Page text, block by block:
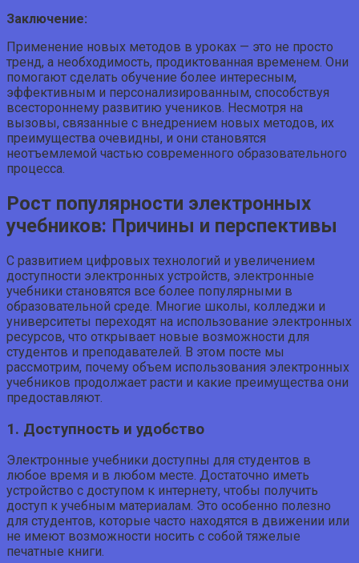
Заключение:
Применение новых методов в уроках — это не просто
тренд, а необходимость, продиктованная временем. Они
помогают сделать обучение более интересным,
эффективным и персонализированным, способствуя
всестороннему развитию учеников. Несмотря на
вызовы, связанные с внедрением новых методов, их
преимущества очевидны, и они становятся
неотъемлемой частью современного образовательного
процесса.
Рост популярности электронных
учебников: Причины и перспективы
С развитием цифровых технологий и увеличением
доступности электронных устройств, электронные
учебники становятся все более популярными в
образовательной среде. Многие школы, колледжи и
университеты переходят на использование электронных
ресурсов, что открывает новые возможности для
студентов и преподавателей. В этом посте мы
рассмотрим, почему объем использования электронных
учебников продолжает расти и какие преимущества они
предоставляют.
1. Доступность и удобство
Электронные учебники доступны для студентов в
любое время и в любом месте. Достаточно иметь
устройство с доступом к интернету, чтобы получить
доступ к учебным материалам. Это особенно полезно
для студентов, которые часто находятся в движении или
не имеют возможности носить с собой тяжелые
печатные книги.